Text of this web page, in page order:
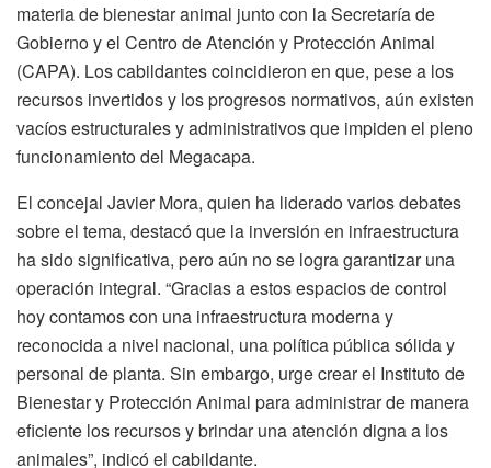
materia de bienestar animal junto con la Secretaría de
Gobierno y el Centro de Atención y Protección Animal
(CAPA). Los cabildantes coincidieron en que, pese a los
recursos invertidos y los progresos normativos, aún existen
vacíos estructurales y administrativos que impiden el pleno
funcionamiento del Megacapa.
El concejal Javier Mora, quien ha liderado varios debates
sobre el tema, destacó que la inversión en infraestructura
ha sido significativa, pero aún no se logra garantizar una
operación integral. “Gracias a estos espacios de control
hoy contamos con una infraestructura moderna y
reconocida a nivel nacional, una política pública sólida y
personal de planta. Sin embargo, urge crear el Instituto de
Bienestar y Protección Animal para administrar de manera
eficiente los recursos y brindar una atención digna a los
animales”, indicó el cabildante.